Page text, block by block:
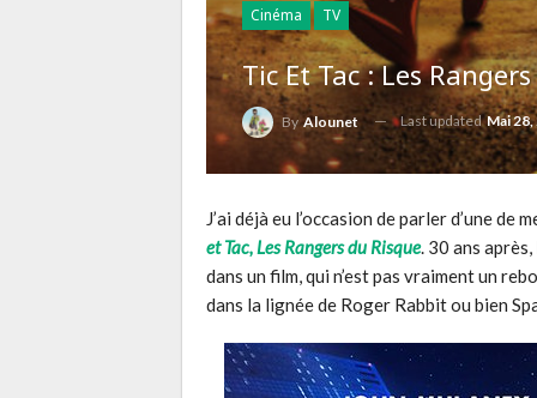
Cinéma TV
Tic Et Tac : Les
ByAlounet Last updated Mai
J’ai déjà eu l’occasion de parler d’une
et Tac, Les Rangers du Risque. 30 ans
dans un film, qui n’est pas vraiment un
dans la lignée de Roger Rabbit ou bien